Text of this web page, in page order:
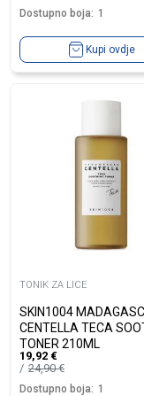
Dostupno boja: 1
Kupi ovdje
TONIK ZA LICE
SKIN1004
CENTELLA TECA
TONER 210ML
19,92 €
24,90€
Dostupno boja: 1